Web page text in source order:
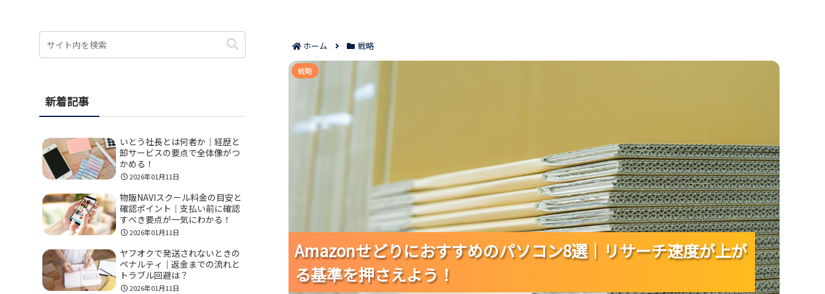
ホーム 戦略
Amazonせどりにおすすめのパソコン8選｜リサーチ速度が上が
る基準を押さえよう！
Amazonせどりにおすすめのパソコン8選｜リサーチ速度が上が
る基準を押さえよう！
Amazonせどりにおすすめのパソコン8選｜リサーチ速度が上が
る基準を押さえよう！
戦略
新着記事
いとう社長とは何者か｜経歴と
卸サービスの要点で全体像がつ
かめる！
2026年01月11日
物販NAVIスクール料金の目安と
確認ポイント｜支払い前に確認
すべき要点が一気にわかる！
2026年01月11日
ヤフオクで発送されないときの
ペナルティ｜返金までの流れと
トラブル回避は？
2026年01月11日